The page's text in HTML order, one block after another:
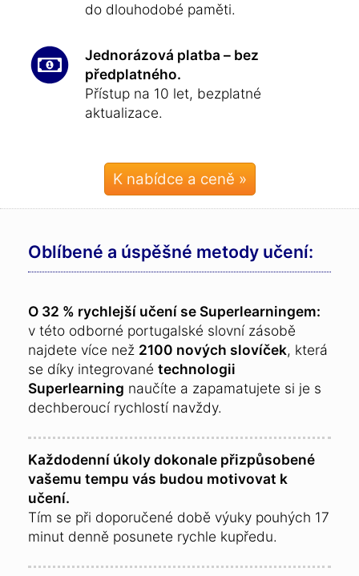
do dlouhodobé paměti.
Jednorázová platba – bez
předplatného.
Přístup na 10 let, bezplatné
aktualizace.
K nabídce a ceně »
Oblíbené a úspěšné metody učení:
O 32 % rychlejší učení se Superlearningem:
v této odborné portugalské slovní zásobě
najdete více než 2100 nových slovíček, která
se díky integrované technologii
Superlearning naučíte a zapamatujete si je s
dechberoucí rychlostí navždy.
Každodenní úkoly dokonale přizpůsobené
vašemu tempu vás budou motivovat k
učení.
Tím se při doporučené době výuky pouhých 17
minut denně posunete rychle kupředu.